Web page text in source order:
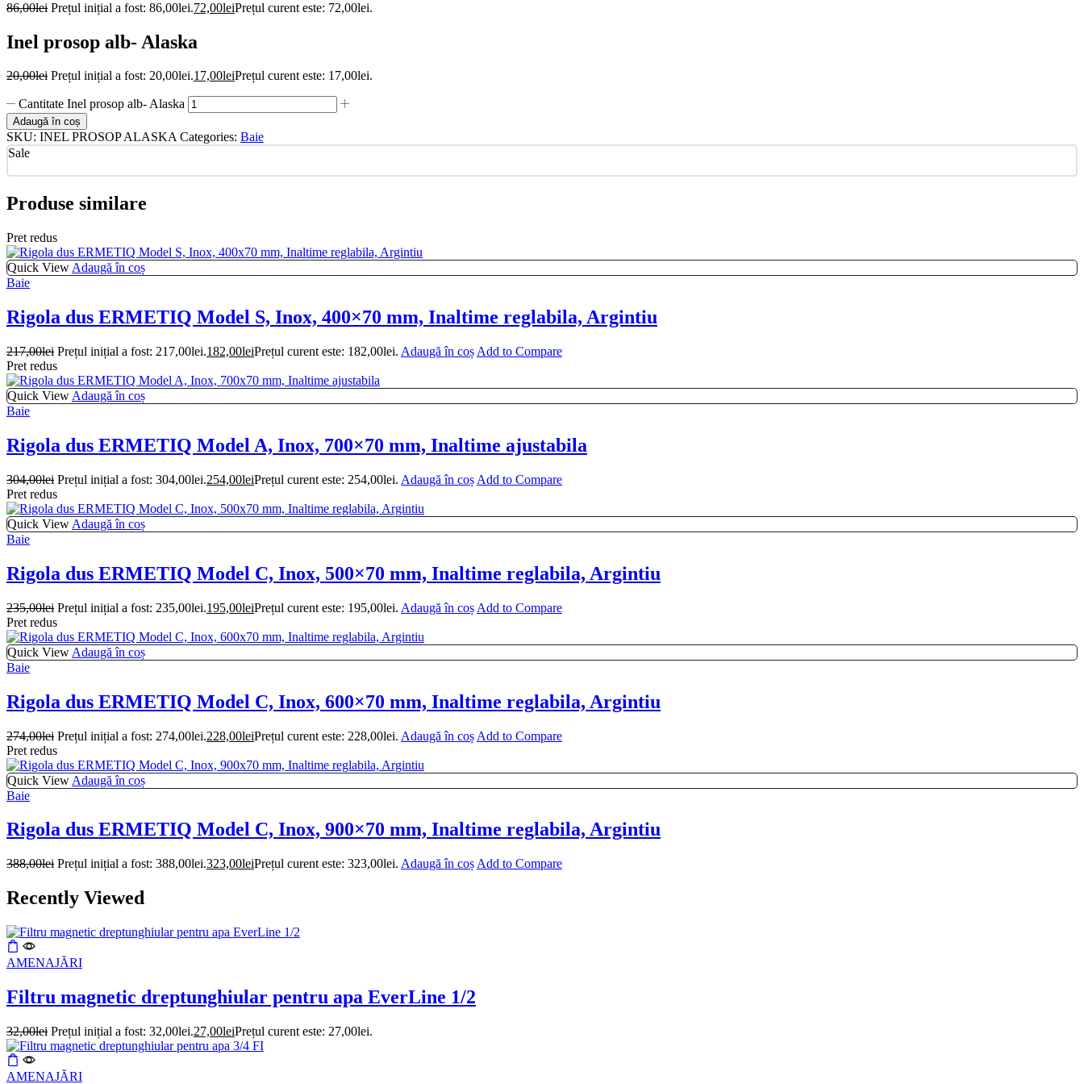
86,00lei Prețul inițial a fost: 86,00lei.72,00leiPrețul curent este: 72,00lei.
Inel prosop alb- Alaska
20,00lei Prețul inițial a fost: 20,00lei.17,00leiPrețul curent este: 17,00lei.
Cantitate Inel prosop alb- Alaska
Adaugă în coș
SKU: INEL PROSOP ALASKACategories: Baie
Sale
Produse similare
Pret redus
Quick View Adaugă în coș
Baie
Rigola dus ERMETIQ Model S, Inox, 400×70 mm, Inaltime reglabila, Argintiu
217,00lei Prețul inițial a fost: 217,00lei.182,00leiPrețul curent este: 182,00lei. Adaugă în coș Add to Compare
Pret redus
Quick View Adaugă în coș
Baie
Rigola dus ERMETIQ Model A, Inox, 700×70 mm, Inaltime ajustabila
304,00lei Prețul inițial a fost: 304,00lei.254,00leiPrețul curent este: 254,00lei. Adaugă în coș Add to Compare
Pret redus
Quick View Adaugă în coș
Baie
Rigola dus ERMETIQ Model C, Inox, 500×70 mm, Inaltime reglabila, Argintiu
235,00lei Prețul inițial a fost: 235,00lei.195,00leiPrețul curent este: 195,00lei. Adaugă în coș Add to Compare
Pret redus
Quick View Adaugă în coș
Baie
Rigola dus ERMETIQ Model C, Inox, 600×70 mm, Inaltime reglabila, Argintiu
274,00lei Prețul inițial a fost: 274,00lei.228,00leiPrețul curent este: 228,00lei. Adaugă în coș Add to Compare
Pret redus
Quick View Adaugă în coș
Baie
Rigola dus ERMETIQ Model C, Inox, 900×70 mm, Inaltime reglabila, Argintiu
388,00lei Prețul inițial a fost: 388,00lei.323,00leiPrețul curent este: 323,00lei. Adaugă în coș Add to Compare
Recently Viewed
AMENAJĂRI
Filtru magnetic dreptunghiular pentru apa EverLine 1/2
32,00lei Prețul inițial a fost: 32,00lei.27,00leiPrețul curent este: 27,00lei.
AMENAJĂRI